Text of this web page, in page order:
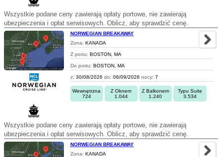
Wszystkie podane ceny zawierają opłaty portowe, nie zawierają
ubezpieczenia i opłat serwisowych. Oblicz, aby sprawdzić cenę.
NORWEGIAN BREAKAWAY
Zona: KANADA
Z portu: BOSTON, MA
Do portu: BOSTON, MA
z: 30/08/2026 do: 06/09/2026 nocy: 7
Wewnętrzna
724
Z Oknem
1.044
Z Balkonem
1.240
Typu Suite
3.534
Wszystkie podane ceny zawierają opłaty portowe, nie zawierają
ubezpieczenia i opłat serwisowych. Oblicz, aby sprawdzić cenę.
NORWEGIAN BREAKAWAY
Zona: KANADA